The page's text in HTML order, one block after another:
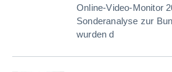
Online-Video-Monitor
Sonderanalyse zur
wurden d